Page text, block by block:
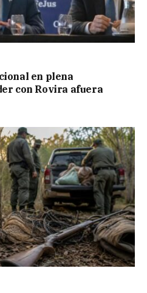
en plena
con Rovira afuera